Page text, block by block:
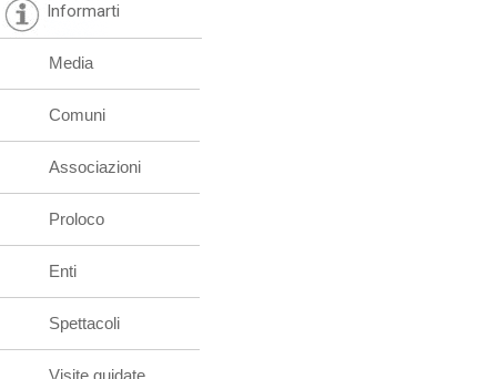
Informarti
Media
Comuni
Associazioni
Proloco
Enti
Spettacoli
Visite guidate